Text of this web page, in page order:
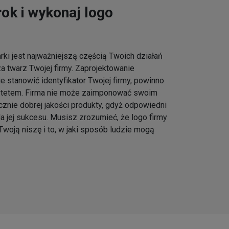
i wykonaj logo
jest najważniejszą częścią Twoich działań
twarz Twojej firmy. Zaprojektowanie
stanowić identyfikator Twojej firmy, powinno
Firma nie może zaimponować swoim
dobrej jakości produkty, gdyż odpowiedni
jej sukcesu. Musisz zrozumieć, że logo firmy
niszę i to, w jaki sposób ludzie mogą